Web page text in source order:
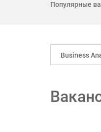
Популярные
Business